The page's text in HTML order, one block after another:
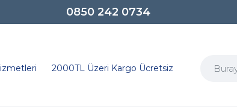
0850 242 0734
2000TL Üzeri Kargo Ücretsiz